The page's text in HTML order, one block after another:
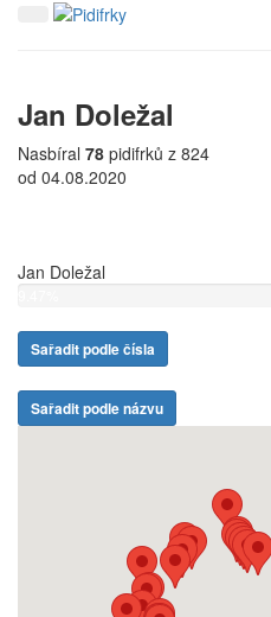
Jan Doležal
Nasbíral 78 pidifrků z 824
od 04.08.2020
Jan Doležal
Sařadit podle čísla
Sařadit podle názvu